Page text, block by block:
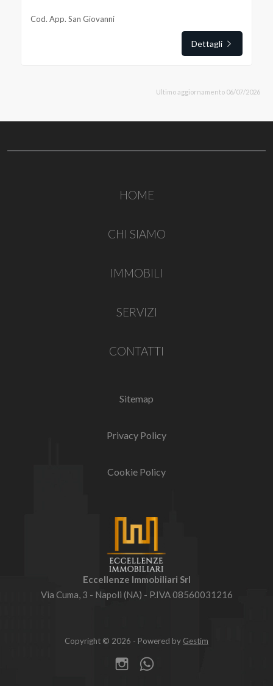
Cod. App. San Giovanni
Dettagli
Ultimo aggiornamento 06/07/2026
HOME
CHI SIAMO
IMMOBILI
SERVIZI
CONTATTI
Sitemap
Privacy Policy
Cookie Policy
Eccellenze Immobiliari Srl
Via Cuma, 3 - Napoli (NA) - P.IVA 08560031216
Copyright © 2026 - Powered by Gestim